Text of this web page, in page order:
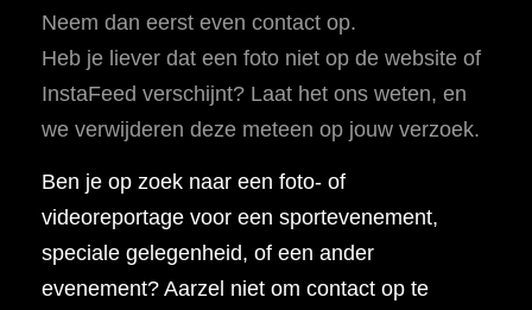
Neem dan eerst even contact op.
Heb je liever dat een foto niet op de website of
InstaFeed verschijnt? Laat het ons weten, en
we verwijderen deze meteen op jouw verzoek.
Ben je op zoek naar een foto- of
videoreportage voor een sportevenement,
speciale gelegenheid, of een ander
evenement? Aarzel niet om contact op te